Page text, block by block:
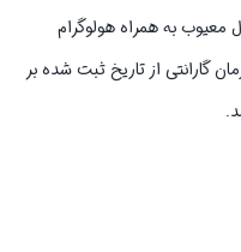
معیوب به همراه هولوگرام
گارانتی از تاریخ ثبت شده بر